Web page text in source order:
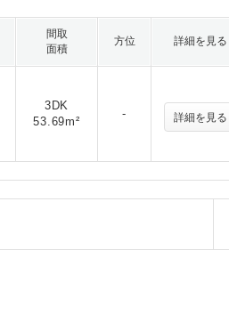
間取
面積
方位 詳細を見る
3DK
53.69m²
- 詳細を見る